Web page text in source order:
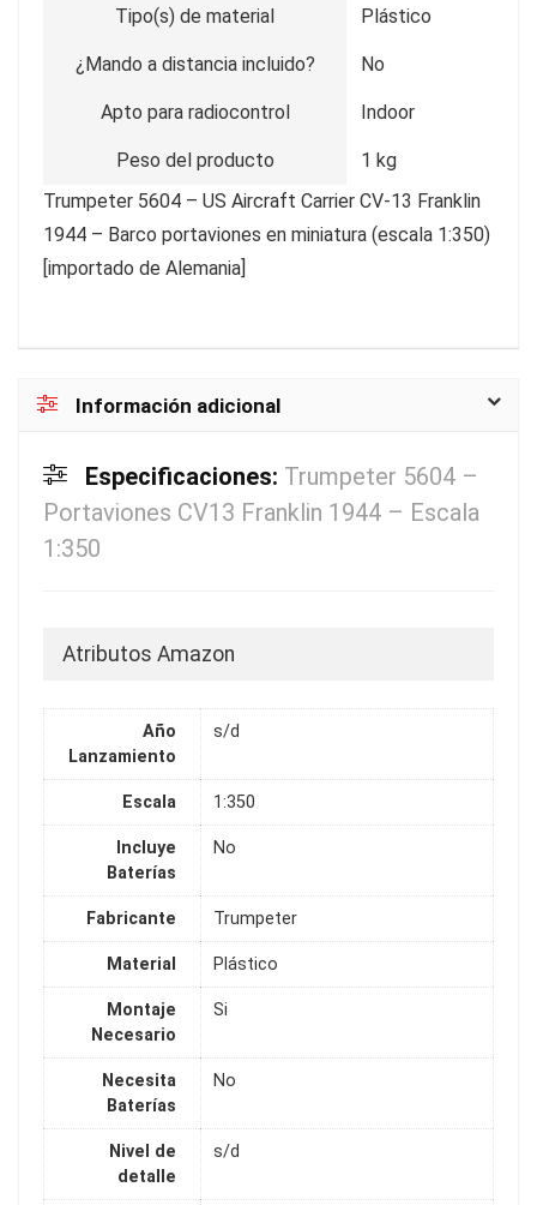
Tipo(s) de material Plástico
¿Mando a distancia incluido? No
Apto para radiocontrol Indoor
Peso del producto
1 kg
Trumpeter 5604 – US Aircraft Carrier CV-13 Franklin
1944 – Barco portaviones en miniatura (escala 1:350)
[importado de Alemania]
Información adicional
Especificaciones: Trumpeter 5604 –
Portaviones CV13 Franklin 1944 – Escala
1:350
Atributos Amazon
Año
Lanzamiento
s/d
Escala 1:350
Incluye
Baterías
No
Fabricante Trumpeter
Material Plástico
Montaje
Necesario
Si
Necesita
Baterías
No
Nivel de
detalle
s/d